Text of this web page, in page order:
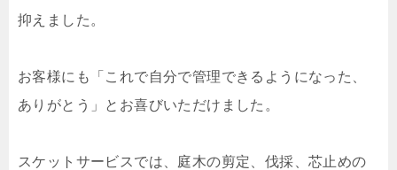
抑えました。
お客様にも「これで自分で管理できるようになった、
ありがとう」とお喜びいただけました。
スケットサービスでは、庭木の剪定、伐採、芯止めの